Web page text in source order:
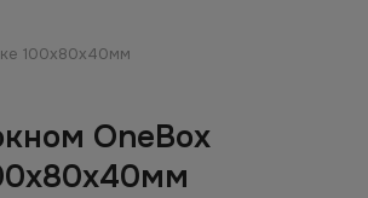
100х80х40мм
OneBox